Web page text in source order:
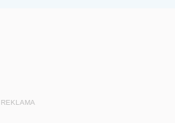
REKLAMA